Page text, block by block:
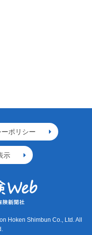
ポリシー
示
Hoken Shimbun Co., Ltd. All